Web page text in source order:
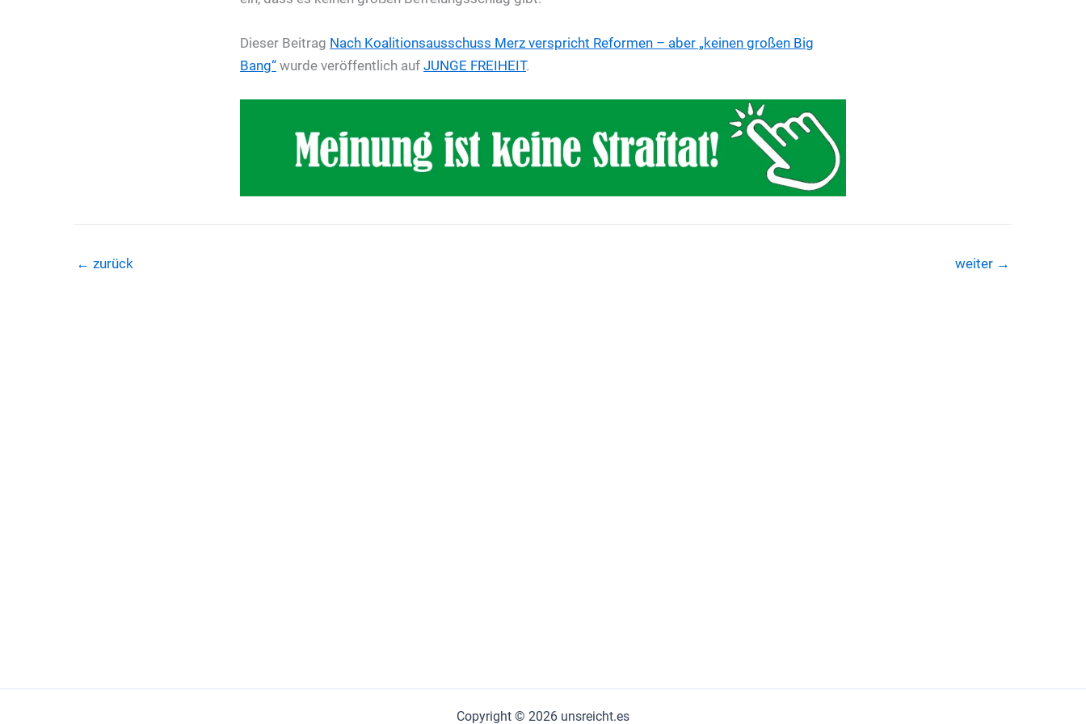
Dieser Beitrag Nach Koalitionsausschuss Merz verspricht Reformen – aber „keinen großen Big
Bang“ wurde veröffentlich auf JUNGE FREIHEIT.
← zurück weiter →
Copyright © 2026 unsreicht.es